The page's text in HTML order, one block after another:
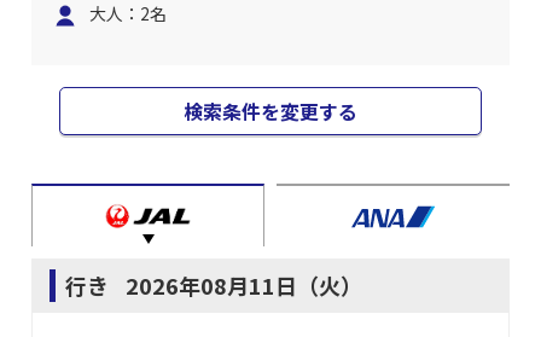
大人：2名
検索条件を変更する
行き 2026年08月11日（火）